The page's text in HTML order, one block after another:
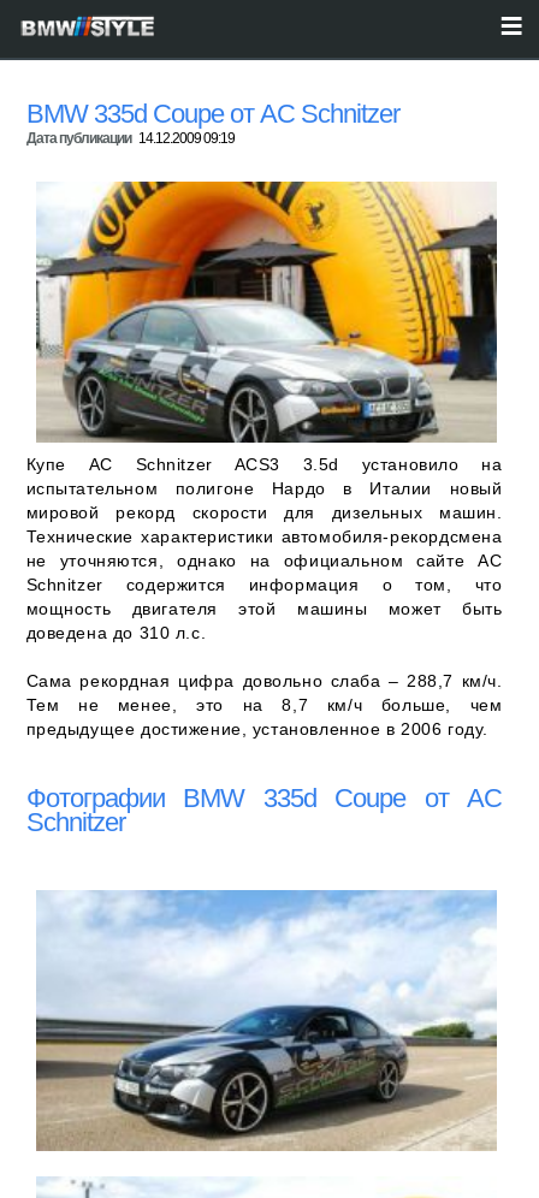
BMW 335d Coupe от AC Schnitzer
Дата публикации 14.12.2009 09:19
Купе AC Schnitzer ACS3 3.5d установило на
испытательном полигоне Нардо в Италии новый
мировой рекорд скорости для дизельных машин.
Технические характеристики автомобиля-рекордсмена
не уточняются, однако на официальном сайте AC
Schnitzer содержится информация о том, что
мощность двигателя этой машины может быть
доведена до 310 л.с.
Сама рекордная цифра довольно слаба – 288,7 км/ч.
Тем не менее, это на 8,7 км/ч больше, чем
предыдущее достижение, установленное в 2006 году.
Фотографии BMW 335d Coupe от AC
Schnitzer